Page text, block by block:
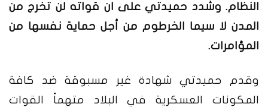
النظام. وشدد حميدتي على ان قواته لن تخرج من
المدن لا سيما الخرطوم من أجل حماية نفسها من
المؤامرات.
وقدم حميدتي شهادة غير مسبوقة ضد كافة
المكونات العسكرية في البلاد متهماً القوات